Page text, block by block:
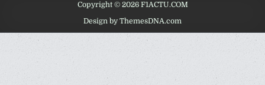
Copyright © 2026 F1ACTU.COM
Design by ThemesDNA.com